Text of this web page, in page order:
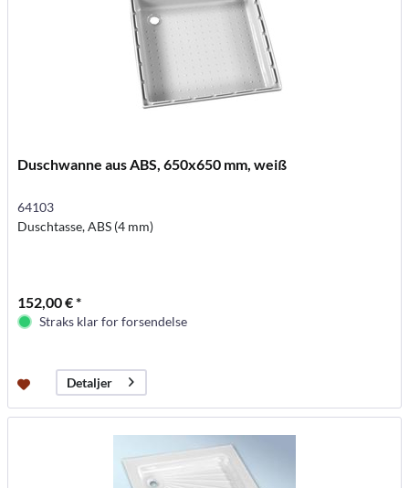
Duschwanne aus ABS, 650x650 mm, weiß
64103
Duschtasse, ABS (4 mm)
152,00 € *
Straks klar for forsendelse
Detaljer